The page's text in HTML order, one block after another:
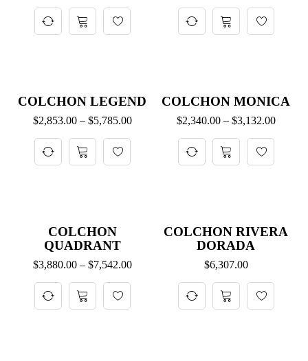
COLCHON LEGEND
$2,853.00 – $5,785.00
COLCHON MONICA
$2,340.00 – $3,132.00
COLCHON
QUADRANT
$3,880.00 – $7,542.00
COLCHON RIVERA
DORADA
$6,307.00